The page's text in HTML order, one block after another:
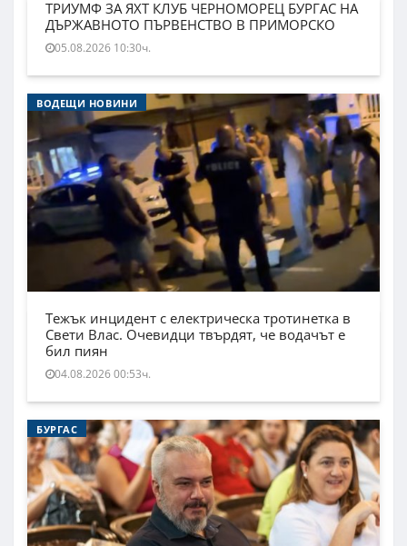
ТРИУМФ ЗА ЯХТ КЛУБ ЧЕРНОМОРЕЦ БУРГАС НА
ДЪРЖАВНОТО ПЪРВЕНСТВО В ПРИМОРСКО
05.08.2026 10:30ч.
ВОДЕЩИ НОВИНИ
Тежък инцидент с електрическа тротинетка в
Свети Влас. Очевидци твърдят, че водачът е
бил пиян
04.08.2026 00:53ч.
БУРГАС